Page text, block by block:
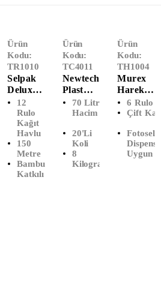
Ürün
Kodu:
TR1010
Selpak
Deluxe
Bambu
Katkılı
Kağıt
Havlu
(12'Li)
12
Rulo
Kağıt
Havlu
150
Metre
Bambu
Katkılı
Ürün
Kodu:
TC4011
Newtech
Plast
Endüstri
Yel Çöp
Battal
Boy
(72x95)
70 Litre
Hacim
20'Li
Koli
8
Kilogram
Ürün
Kodu:
TH1004
Murex
Hareketl
I Kağıt
Havlu
6 Rulo
Çift
Fotoselli
Uygun